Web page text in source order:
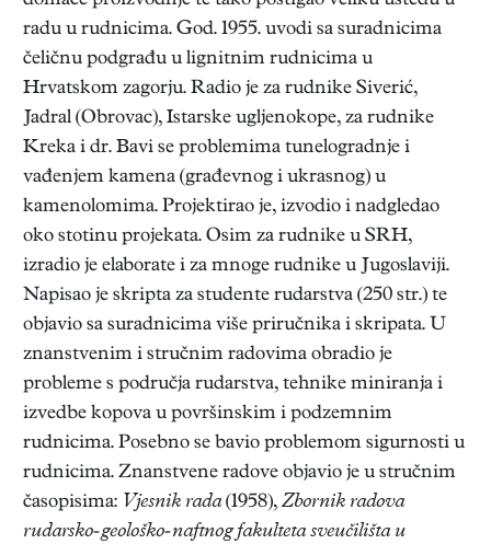
radu u rudnicima. God. 1955. uvodi sa suradnicima
čeličnu podgrađu u lignitnim rudnicima u
Hrvatskom zagorju. Radio je za rudnike Siverić,
Jadral (Obrovac), Istarske ugljenokope, za rudnike
Kreka i dr. Bavi se problemima tunelogradnje i
vađenjem kamena (građevnog i ukrasnog) u
kamenolomima. Projektirao je, izvodio i nadgledao
oko stotinu projekata. Osim za rudnike u SRH,
izradio je elaborate i za mnoge rudnike u Jugoslaviji.
Napisao je skripta za studente rudarstva (250 str.) te
objavio sa suradnicima više priručnika i skripata. U
znanstvenim i stručnim radovima obradio je
probleme s područja rudarstva, tehnike miniranja i
izvedbe kopova u površinskim i podzemnim
rudnicima. Posebno se bavio problemom sigurnosti u
rudnicima. Znanstvene radove objavio je u stručnim
časopisima: Vjesnik rada(1958), Zbornik radova
rudarsko-geološko-naftnog fakulteta sveučilišta u